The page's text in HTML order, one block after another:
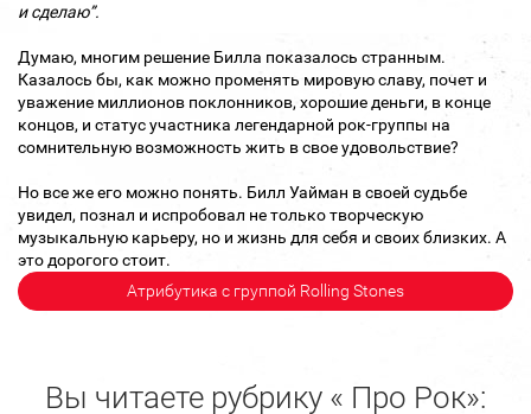
и сделаю”.
Думаю, многим решение Билла показалось странным.
Казалось бы, как можно променять мировую славу, почет и
уважение миллионов поклонников, хорошие деньги, в конце
концов, и статус участника легендарной рок-группы на
сомнительную возможность жить в свое удовольствие?
Но все же его можно понять. Билл Уайман в своей судьбе
увидел, познал и испробовал не только творческую
музыкальную карьеру, но и жизнь для себя и своих близких. А
это дорогого стоит.
Атрибутика с группой Rolling Stones
Вы читаете рубрику « Про Рок»: